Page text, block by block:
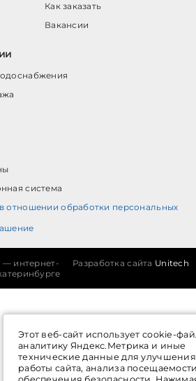
Как заказать
Вакансии
система
отношении обработки персональных
— интернет-
Разработка сайта Unitech
Этот веб-сайт использует cookie-
аналитику Яндекс.Метрика и иные
технические данные для улучшения
работы сайта, анализа